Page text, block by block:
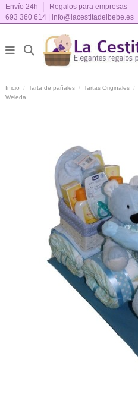
Envío 24h
Regalos para empresas
693 360 614 | info@lacestitadelbebe.es
Inicio Tarta de pañales Tartas Originales
Weleda